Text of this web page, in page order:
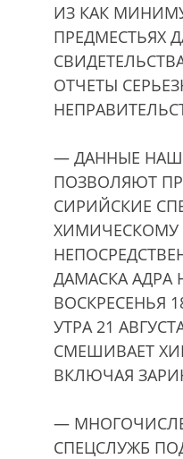
ИЗ КАК
ПРЕДМЕСТЬЯХ
ОТЧЕТЫ
— ДАННЫЕ
ПОЗВОЛЯЮТ
СИРИЙСКИЕ
ДАМАСКА АДРА
ВОСКРЕСЕНЬЯ
УТРА 21
СМЕШИВАЕТ
ВКЛЮЧАЯ
—
СПЕЦСЛУЖБ